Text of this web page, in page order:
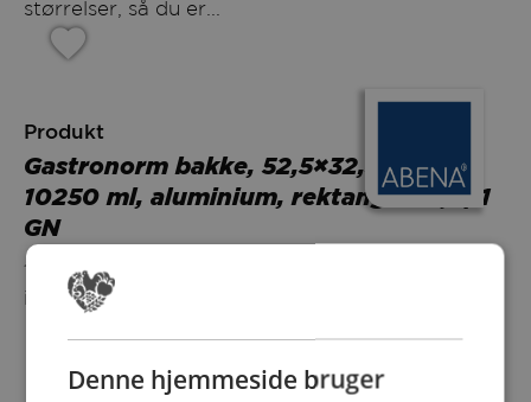
størrelser, så du er...
Produkt
Gastronorm bakke, 52,5×32,5x8cm,
10250 ml, aluminium, rektangulær, 1/1
GN
indholdsstørrelser og dækker dermed...
Denne hjemmeside bruger